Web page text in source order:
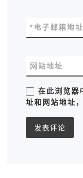
电子邮箱地址
*
网站地址
在此浏览器
址和网站地址